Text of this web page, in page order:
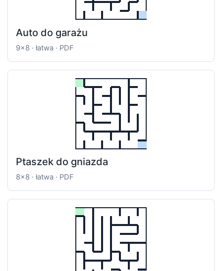
Auto do garażu
9x8 · łatwa · PDF
Ptaszek do gniazda
8x8 · łatwa · PDF